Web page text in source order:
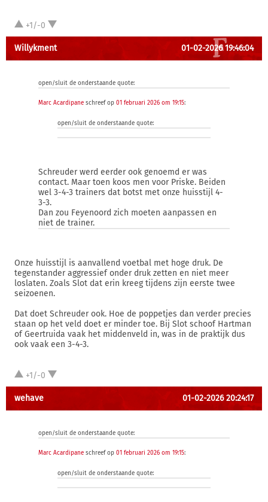
+1/-0
Willykment 01-02-2026 19:46:04
open/sluit de onderstaande quote:
Marc Acardipane schreef op 01 februari 2026 om 19:15:
open/sluit de onderstaande quote:
Schreuder werd eerder ook genoemd er was
contact. Maar toen koos men voor Priske. Beiden
wel 3-4-3 trainers dat botst met onze huisstijl 4-
3-3.
Dan zou Feyenoord zich moeten aanpassen en
niet de trainer.
Onze huisstijl is aanvallend voetbal met hoge druk. De
tegenstander aggressief onder druk zetten en niet meer
loslaten. Zoals Slot dat erin kreeg tijdens zijn eerste twee
seizoenen.
Dat doet Schreuder ook. Hoe de poppetjes dan verder precies
staan op het veld doet er minder toe. Bij Slot schoof Hartman
of Geertruida vaak het middenveld in, was in de praktijk dus
ook vaak een 3-4-3.
+1/-0
wehave 01-02-2026 20:24:17
open/sluit de onderstaande quote:
Marc Acardipane schreef op 01 februari 2026 om 19:15:
open/sluit de onderstaande quote: